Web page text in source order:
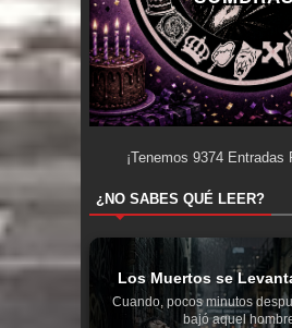
¡Tenemos 9374Entradas
¿NO SABES QUÉ LEER?
Los Muertos se
Cuando, pocos minutos
bajó aquel